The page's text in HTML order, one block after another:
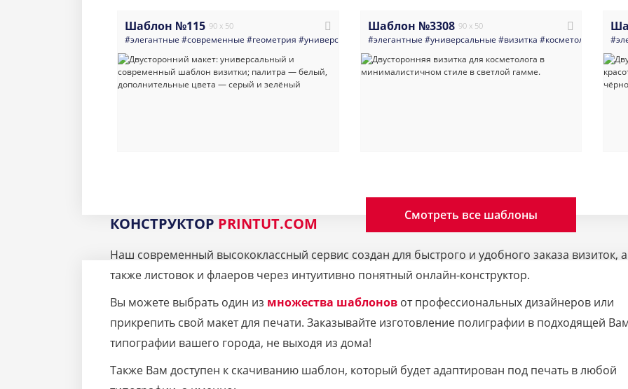
Шаблон №115 90 x 50
#элегантные #современные #геометрия #универсальные#многоцелевые#светлые#современный#универсальный
Шаблон №3308 90 x 50
#элегантные #универсальные #визитка #косметология
Смотреть все шаблоны
КОНСТРУКТОР PRINTUT.COM
Наш современный высококлассный сервис создан для быстрого и удобного заказа визиток, а
также листовок и флаеров через интуитивно понятный онлайн-конструктор.
Вы можете выбрать один из множества шаблонов от профессиональных дизайнеров или
прикрепить свой макет для печати. Заказывайте изготовление полиграфии в подходящей
типографии вашего города, не выходя из дома!
Также Вам доступен к скачиванию шаблон, который будет адаптирован под печать в любой